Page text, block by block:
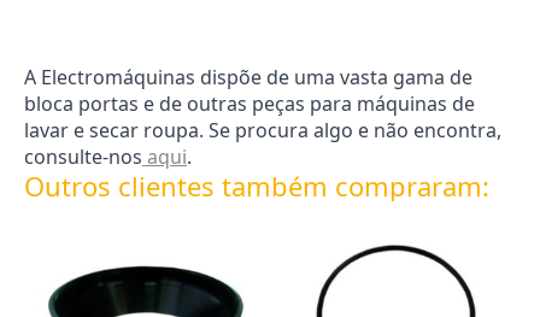
A Electromáquinas dispõe de uma vasta gama de
bloca portas e de outras peças para máquinas de
lavar e secar roupa. Se procura algo e não encontra,
consulte-nos aqui.
Outros clientes também compraram: